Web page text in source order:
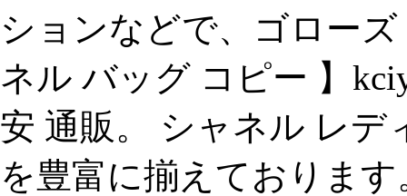
ションなどで、ゴロー
ネル バッグ コピー 】
安 通販。 シャネル レ
を豊富に揃えておりま